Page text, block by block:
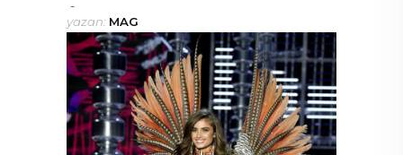
yazan: MAG